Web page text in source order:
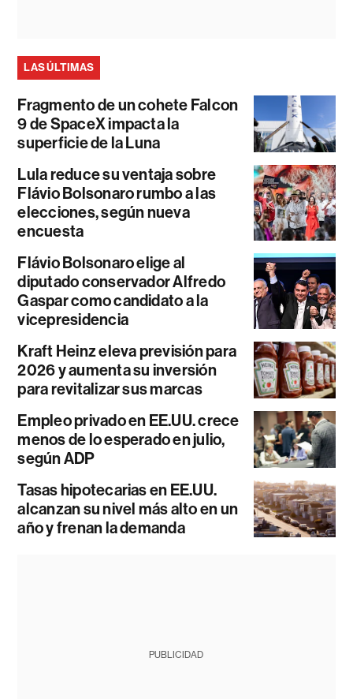
LAS ÚLTIMAS
Fragmento de un cohete Falcon
9 de SpaceX impacta la
superficie de la Luna
Lula reduce su ventaja sobre
Flávio Bolsonaro rumbo a las
elecciones, según nueva
encuesta
Flávio Bolsonaro elige al
diputado conservador Alfredo
Gaspar como candidato a la
vicepresidencia
Kraft Heinz eleva previsión para
2026 y aumenta su inversión
para revitalizar sus marcas
Empleo privado en EE.UU. crece
menos de lo esperado en julio,
según ADP
Tasas hipotecarias en EE.UU.
alcanzan su nivel más alto en un
año y frenan la demanda
PUBLICIDAD